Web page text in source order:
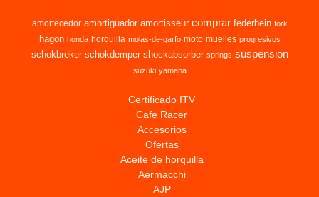
amortecedor amortiguador amortisseur comprar federbein fork
hagon honda horquilla molas-de-garfo moto muelles progresivos
schokbreker schokdemper shockabsorber springs suspension
suzuki yamaha
Certificado ITV
Cafe Racer
Accesorios
Ofertas
Aceite de horquilla
Aermacchi
AJP